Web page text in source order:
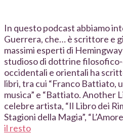
In questo podcast abbiamo
Guerrera, che… è scrittore e
massimi esperti di
studioso di dottrine
occidentali e orientali ha
libri, tra cui “Franco Battiato,
musica” e “Battiato. Another
celebre artista, “Il Libro dei
Stagioni della Magia”,
il resto